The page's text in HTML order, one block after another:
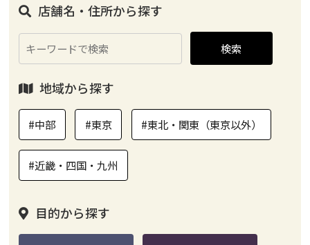
店舗名・住所から探す
検索
地域から探す
#中部 #東京 #東北・関東（東京以外）
#近畿・四国・九州
目的から探す